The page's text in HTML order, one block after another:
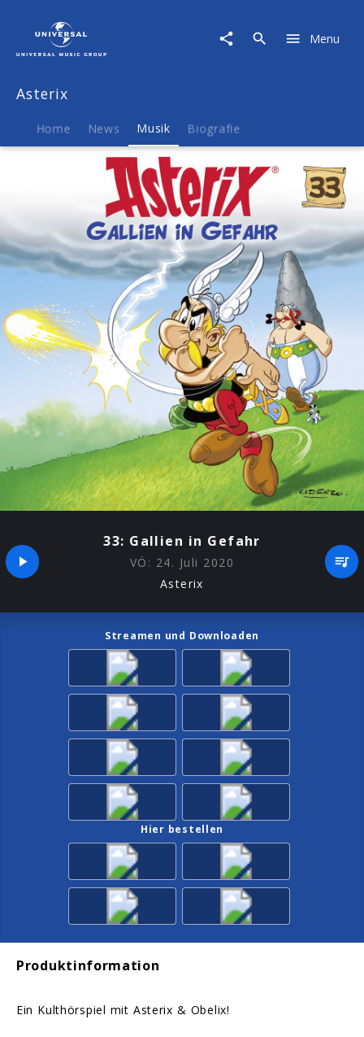
Gallien
Gefahr
Menu
Asterix
Home News Musik Biografie
33: Gallien in Gefahr
VÖ: 24. Juli 2020
Asterix
Streamen und Downloaden
Hier bestellen
Produktinformation
Ein Kulthörspiel mit Asterix & Obelix!